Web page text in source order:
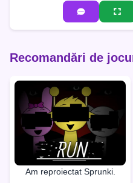
Recomandări de
Am reproiectat Sprunki.